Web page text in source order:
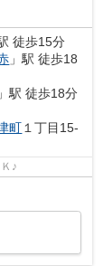
徒歩15分
」駅 徒歩18
」駅 徒歩18分
町 １丁目15-
♪